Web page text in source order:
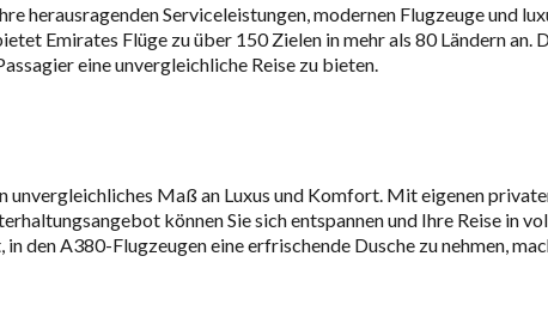
herausragenden Serviceleistungen, modernen Flugzeuge und
Emirates Flüge zu über 150 Zielen in mehr als 80 Ländern an.
eine unvergleichliche Reise zu bieten.
unvergleichliches Maß an Luxus und Komfort. Mit eigenen
können Sie sich entspannen und Ihre Reise in
A380-Flugzeugen eine erfrischende Dusche zu nehmen,